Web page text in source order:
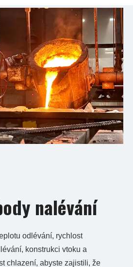
nalévání
odlévání, rychlost
konstrukci vtoku a
chlazení, abyste zajistili, že